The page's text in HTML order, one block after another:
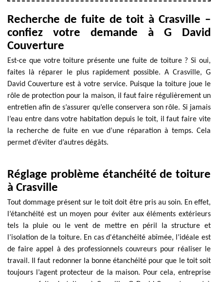
Recherche de fuite de toit à Crasville –
confiez votre demande à G David
Couverture
Est-ce que votre toiture présente une fuite de toiture ? Si oui,
faites là réparer le plus rapidement possible. A Crasville, G
David Couverture est à votre service. Puisque la toiture joue le
rôle de protection pour la maison, il faut faire régulièrement un
entretien afin de s’assurer qu’elle conservera son rôle. Si jamais
l’eau entre dans votre habitation depuis le toit, il faut faire vite
la recherche de fuite en vue d’une réparation à temps. Cela
permet d’éviter d’autres dégâts.
Réglage problème étanchéité de toiture
à Crasville
Tout dommage présent sur le toit doit être pris au soin. En effet,
l’étanchéité est un moyen pour éviter aux éléments extérieurs
tels la pluie ou le vent de mettre en péril la structure et
l’isolation de la toiture. En cas d'étanchéité abîmée, l’idéale est
de faire appel à des professionnels couvreurs pour réaliser le
travail. Il faut redonner la bonne étanchéité pour que le toit soit
toujours l’agent protecteur de la maison. Pour cela, entreprise